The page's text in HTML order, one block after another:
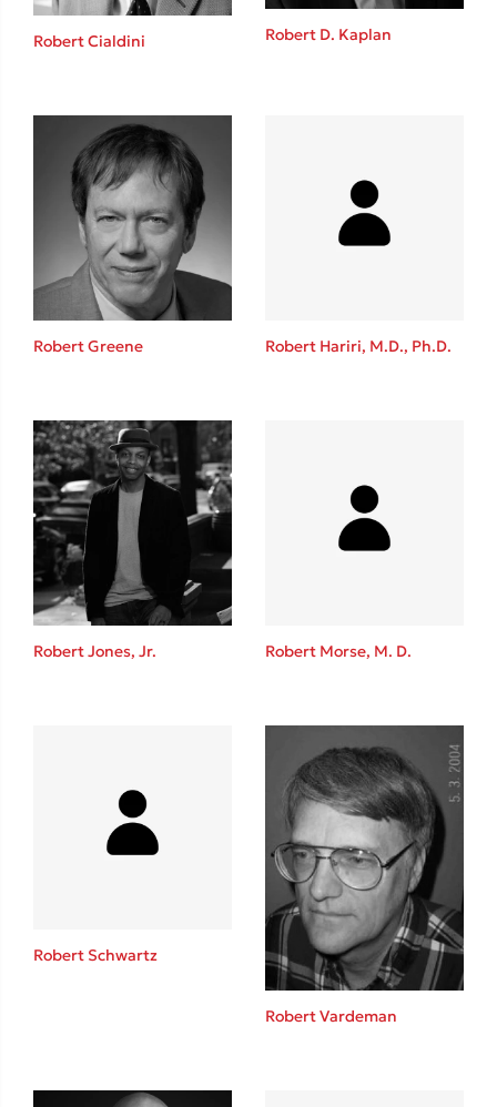
Ένας γίγαντας στο σχολείο
Δανάη Δεληγεώργη
Mel Robbins
Η μέθοδος Αφήστε τους
Παύλος Καστανάς
Robert Cialdini Robert D. Kaplan
Robert Greene Robert Hariri, M.D., Ph.D.
Robert Jones, Jr. Robert Morse, M. D.
Robert Schwartz
Robert Vardeman